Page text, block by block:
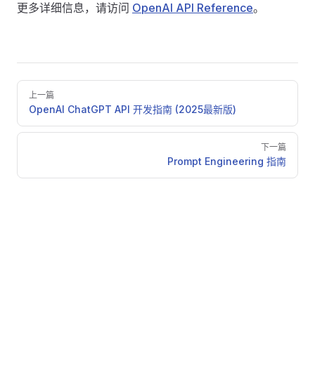
更多详细信息，请访问 OpenAI API Reference。
Pager
上一篇
OpenAI ChatGPT API 开发指南 (2025最新版)
下一篇
Prompt Engineering 指南